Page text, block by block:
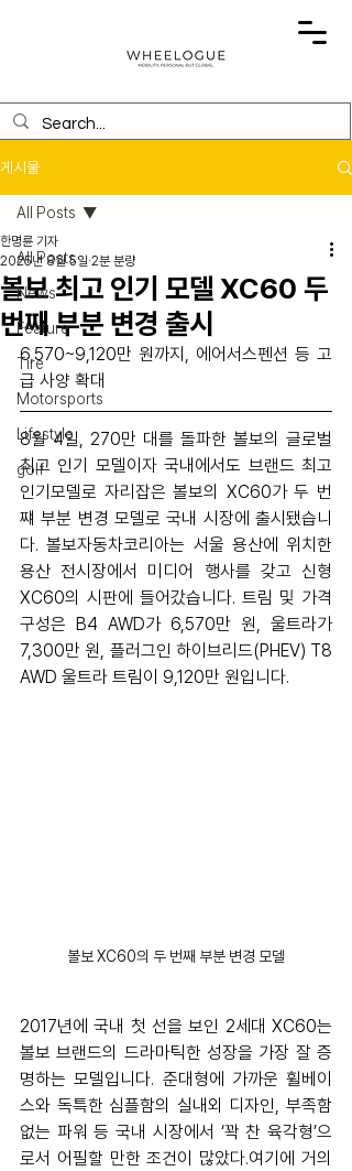
게시물
All Posts
News
Feature
Tire
Motorsports
Lifestyle
golf
All Posts
볼보 최고 인기 모델 XC60 두
번째 부분 변경 출시
한명륜 기자
2025년 8월 5일 2분 분량
6,570~9,120만 원까지, 에어서스펜션 등 고
급 사양 확대
8월 4일, 270만 대를 돌파한 볼보의 글로벌
최고 인기 모델이자 국내에서도 브랜드 최고
인기모델로 자리잡은 볼보의 XC60가 두 번
쨰 부분 변경 모델로 국내 시장에 출시됐습니
다. 볼보자동차코리아는 서울 용산에 위치한
용산 전시장에서 미디어 행사를 갖고 신형
XC60의 시판에 들어갔습니다. 트림 및 가격
구성은 B4 AWD가 6,570만 원, 울트라가
7,300만 원, 플러그인 하이브리드(PHEV) T8
AWD 울트라 트림이 9,120만 원입니다.
볼보 XC60의 두 번째 부분 변경 모델
2017년에 국내 첫 선을 보인 2세대 XC60는
볼보 브랜드의 드라마틱한 성장을 가장 잘 증
명하는 모델입니다. 준대형에 가까운 휠베이
스와 독특한 심플함의 실내외 디자인, 부족함
없는 파워 등 국내 시장에서 ‘꽉 찬 육각형’으
로서 어필할 만한 조건이 많았다.여기에 거의